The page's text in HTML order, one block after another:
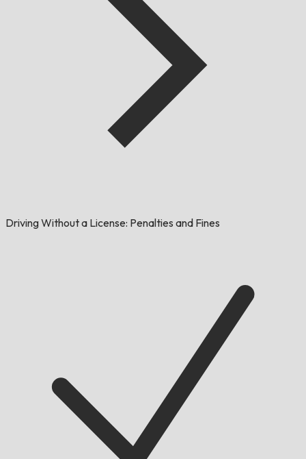
Driving Without a License: Penalties and Fines